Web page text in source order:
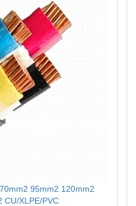
95mm2 120mm2
CU/XLPE/PVC